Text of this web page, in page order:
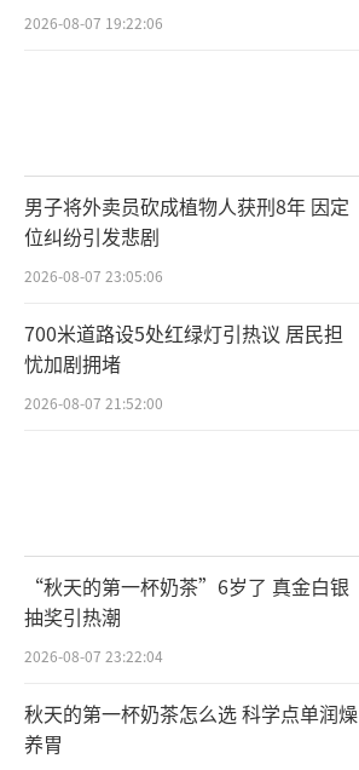
2026-08-07 19:22:06
男子将外卖员砍成植物人获刑8年 因定
位纠纷引发悲剧
2026-08-07 23:05:06
700米道路设5处红绿灯引热议 居民担
忧加剧拥堵
2026-08-07 21:52:00
“秋天的第一杯奶茶”6岁了 真金白银
抽奖引热潮
2026-08-07 23:22:04
秋天的第一杯奶茶怎么选 科学点单润燥
养胃